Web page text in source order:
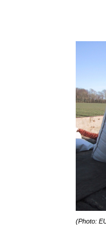
(Photo: